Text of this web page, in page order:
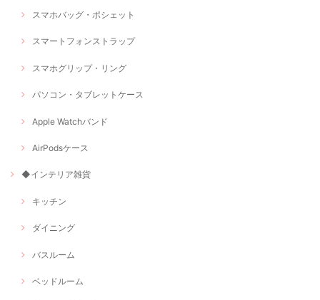
スマホバッグ・ポシェット
スマートフォンストラップ
スマホグリップ・リング
パソコン・タブレットケース
Apple Watchバンド
AirPodsケース
◆インテリア雑貨
キッチン
ダイニング
バスルーム
ベッドルーム